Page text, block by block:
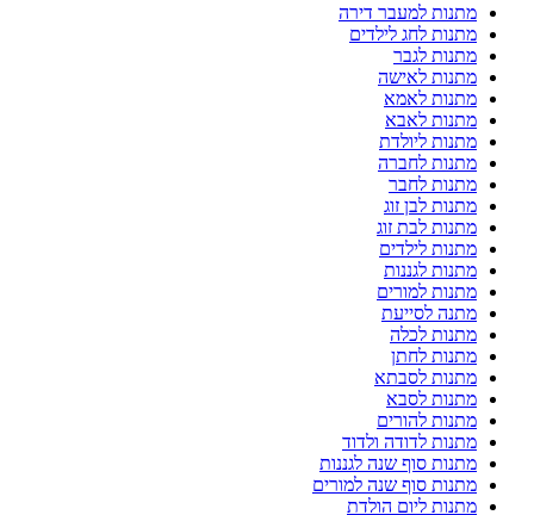
מתנות למעבר דירה
מתנות לחג לילדים
מתנות לגבר
מתנות לאישה
מתנות לאמא
מתנות לאבא
מתנות ליולדת
מתנות לחברה
מתנות לחבר
מתנות לבן זוג
מתנות לבת זוג
מתנות לילדים
מתנות לגננות
מתנות למורים
מתנה לסייעת
מתנות לכלה
מתנות לחתן
מתנות לסבתא
מתנות לסבא
מתנות להורים
מתנות לדודה ולדוד
מתנות סוף שנה לגננות
מתנות סוף שנה למורים
מתנות ליום הולדת